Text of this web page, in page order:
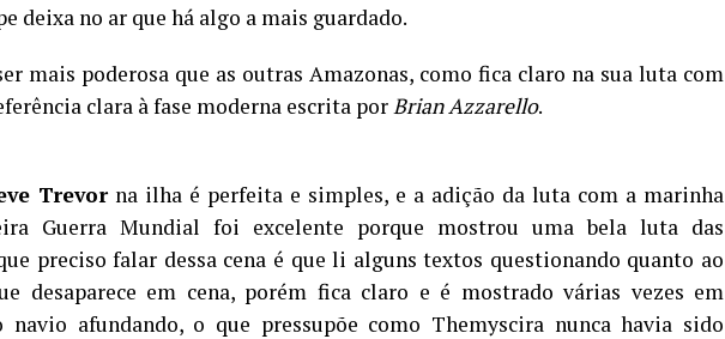
deixa no ar que há algo a mais guardado.
mais poderosa que as outras Amazonas, como fica claro na sua luta com
clara à fase moderna escrita porBrian Azzarello.
Trevorna ilha é perfeita e simples, e a adição da luta com a marinha
Guerra Mundial foi excelente porque mostrou uma bela luta das
preciso falar dessa cena é que li alguns textos questionando quanto ao
desaparece em cena, porém fica claro e é mostrado várias vezes em
navio afundando, o que pressupõe como Themyscira nunca havia sido